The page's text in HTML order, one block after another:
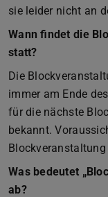
sie leider nicht an
Wann findet die
statt?
Die
immer am Ende
für die nächste
bekannt.
Was bedeutet
ab?